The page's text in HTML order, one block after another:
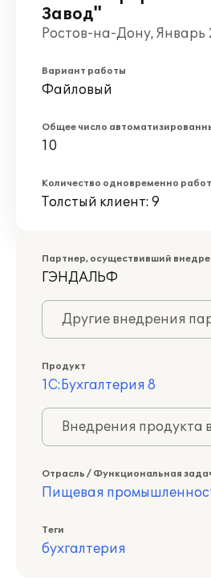
Завод"
Ростов-на-Дону, Январь
Вариант работы
Файловый
Общее число
10
Количество одновременно
Толстый клиент: 9
Партнер, осуществивший
ГЭНДАЛЬФ
Другие внедрения
Продукт
1С:Бухгалтерия 8
Внедрения продукта
Отрасль / Функциональная
Пищевая
Теги
бухгалтерия